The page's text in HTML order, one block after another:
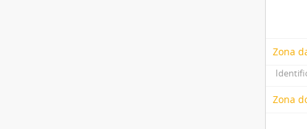
Zona
Zona